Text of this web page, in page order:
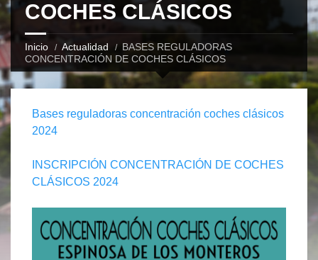
COCHES CLÁSICOS
Inicio Actualidad
BASES REGULADORAS
CONCENTRACIÓN DE COCHES CLÁSICOS
Bases reguladoras concentración coches clásicos
2024
INSCRIPCIÓN CONCENTRACIÓN DE COCHES
CLÁSICOS 2024